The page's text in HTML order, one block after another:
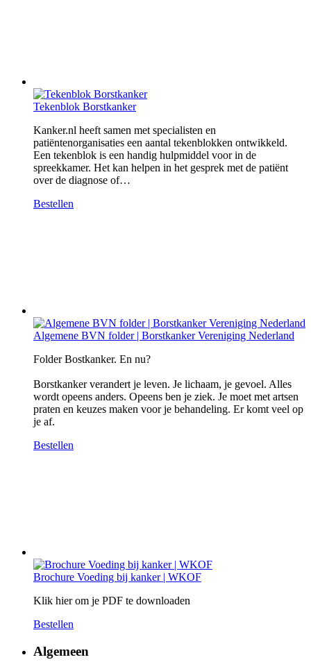
Tekenblok Borstkanker
Kanker.nl heeft samen met specialisten en
patiëntenorganisaties een aantal tekenblokken ontwikkeld.
Een tekenblok is een handig hulpmiddel voor in de
spreekkamer. Het kan helpen in het gesprek met de patiënt
over de diagnose of…
Bestellen
Algemene BVN folder | Borstkanker Vereniging Nederland
Folder Bostkanker. En nu?
Borstkanker verandert je leven. Je lichaam, je gevoel. Alles
wordt opeens anders. Opeens ben je ziek. Je moet met artsen
praten en keuzes maken voor je behandeling. Er komt veel op
je af.
Bestellen
Brochure Voeding bij kanker | WKOF
Klik hier om je PDF te downloaden
Bestellen
Algemeen